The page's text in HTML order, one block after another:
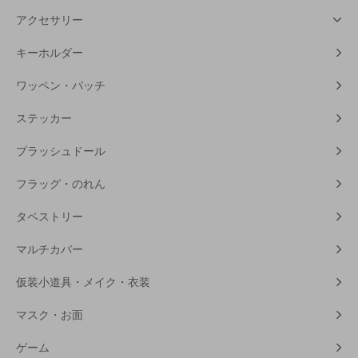
アクセサリー
キーホルダー
ワッペン・パッチ
ステッカー
プラッシュドール
フラッグ・のれん
タペストリー
マルチカバー
仮装小道具・メイク・衣装
マスク・お面
ゲーム